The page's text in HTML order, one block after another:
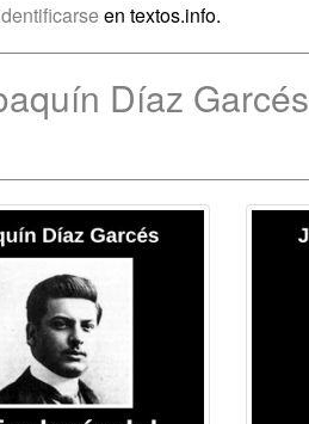
en textos.info.
Díaz Garcés